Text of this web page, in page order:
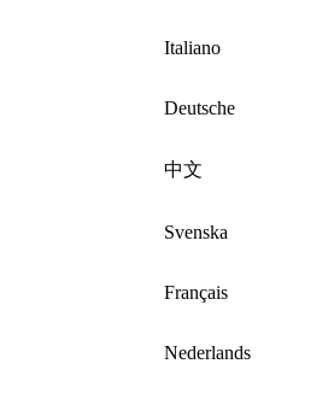
Italiano
Deutsche
中文
Svenska
Français
Nederlands